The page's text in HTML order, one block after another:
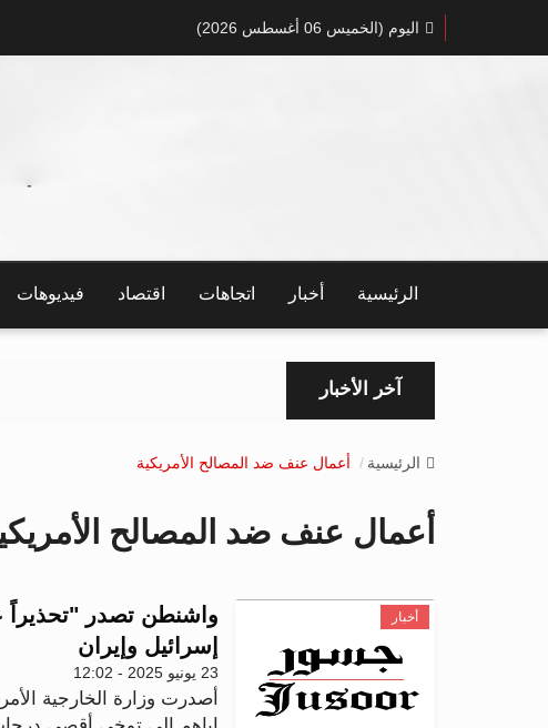
اليوم (الخميس 06 أغسطس 2026)
الرئيسية أخبار اتجاهات اقتصاد فيديوهات
آخر الأخبار
الرئيسية أعمال عنف ضد المصالح الأمريكية
أعمال عنف ضد المصالح
أخبار
واشنطن تصدر "تحذيراً
إسرائيل وإيران
23 يونيو 2025 - 12:02
أصدرت وزارة الخارجية